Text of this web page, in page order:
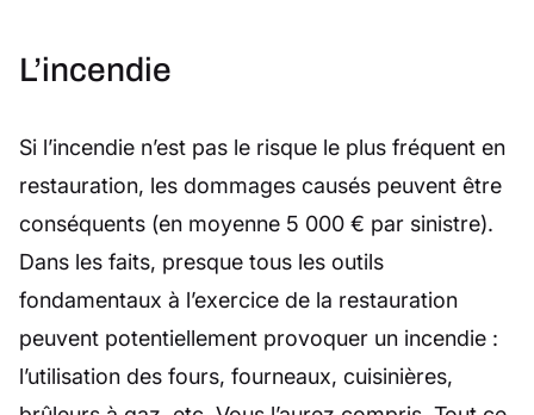
L’incendie
Si l’incendie n’est pas le risque le plus fréquent en
restauration, les dommages causés peuvent être
conséquents (en moyenne 5 000 € par sinistre).
Dans les faits, presque tous les outils
fondamentaux à l’exercice de la restauration
peuvent potentiellement provoquer un incendie :
l’utilisation des fours, fourneaux, cuisinières,